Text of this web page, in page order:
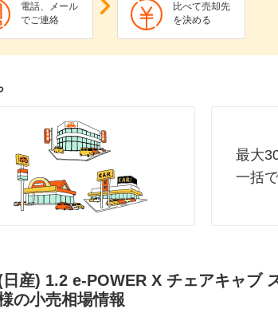
電話、メール
でご連絡
比べて売却先
を決める
最大
一括
産) 1.2 e-POWER X チェアキャブ
の小売相場情報